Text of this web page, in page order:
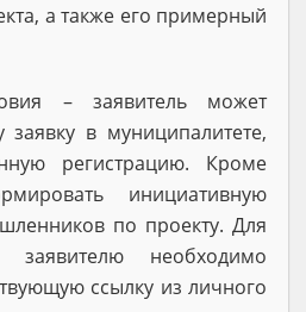
а также его примерный
– заявитель может
заявку в муниципалитете,
регистрацию. Кроме
инициативную
по проекту. Для
заявителю необходимо
ссылку из личного